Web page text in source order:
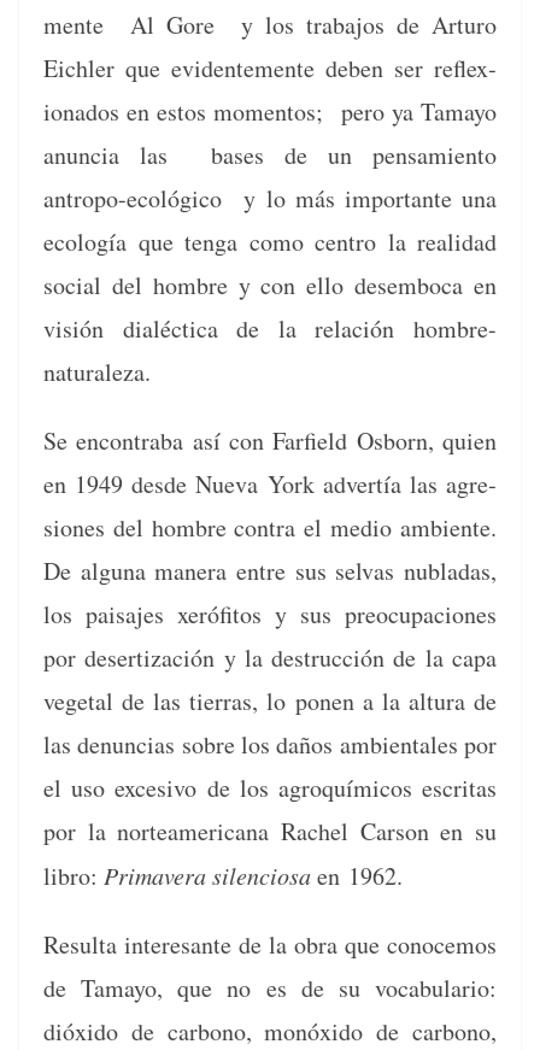
mente Al Gore y los tra­ba­jos de Arturo
Eich­ler que evi­den­te­mente deben ser reflex­
ion­a­dos en estos momen­tos; pero ya Tamayo
anun­cia las bases de un pen­samien­to
antropo-ecológi­co y lo más impor­tante una
ecología que ten­ga como cen­tro la real­i­dad
social del hom­bre y con ello desem­bo­ca en
visión dialéc­ti­ca de la relación hombre-
naturaleza.
Se encon­tra­ba así con Farfield Osborn, quien
en 1949 des­de Nue­va York advertía las agre­
siones del hom­bre con­tra el medio ambi­ente.
De algu­na man­era entre sus sel­vas nubladas,
los paisajes xeró­fi­tos y sus pre­ocu­pa­ciones
por deser­ti­zación y la destruc­ción de la capa
veg­e­tal de las tier­ras, lo ponen a la altura de
las denun­cias sobre los daños ambi­en­tales por
el uso exce­si­vo de los agro­quími­cos escritas
por la norteam­er­i­cana Rachel Car­son en su
libro: Pri­mav­era silen­ciosaen 1962.
Resul­ta intere­sante de la obra que cono­ce­mos
de Tamayo, que no es de su vocab­u­lario:
dióx­i­do de car­bono, monóx­i­do de car­bono,